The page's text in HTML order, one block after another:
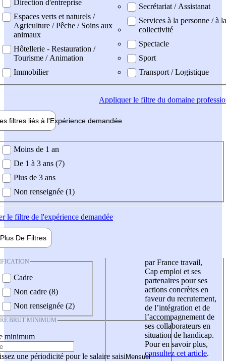
Direction d'entreprise
Espaces verts et naturels /
Agriculture / Pêche / Soins aux
animaux
Hôtellerie - Restauration /
Tourisme / Animation
Immobilier
Secrétariat / Assistanat
Services à la personne / à la
collectivité
Spectacle
Sport
Transport / Logistique
Appliquerle filtre du domaine
filtres liés à l'Expérience demandée
demandée
Moins de 1 an
De 1 à 3 ans (7)
Plus de 3 ans
Non renseignée (1)
le filtre de l'expérience demandée
Plus De Filtres
Cadre
Non cadre (8)
Non renseignée (2)
BRUT MINIMUM
minimum
une périodicité pour le salaire saisi
par France travail,
Cap emploi et ses
partenaires pour ses
actions concrètes en
faveur du recrutement,
de l’intégration et de
l’accompagnement de
ses collaborateurs en
situation de handicap.
Pour en savoir plus,
consultez cet article.